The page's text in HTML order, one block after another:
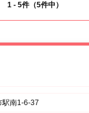
1 - 5件（5件中）
駅南1-6-37